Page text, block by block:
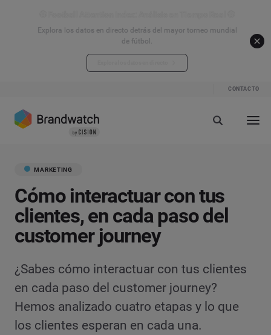
Explora los datos en directo detrás del mayor torneo mundial
de fútbol.
CONTACTO
MARKETING
Cómo interactuar con tus
clientes, en cada paso del
customer journey
¿Sabes cómo interactuar con tus clientes
en cada paso del customer journey?
Hemos analizado cuatro etapas y lo que
los clientes esperan en cada una.